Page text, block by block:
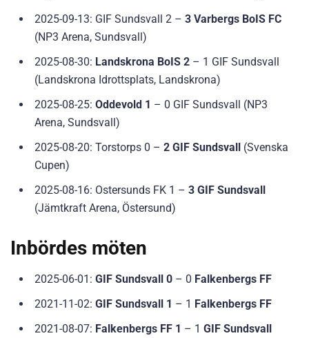
2025-09-13: GIF Sundsvall 2 – 3 Varbergs BoIS FC
(NP3 Arena, Sundsvall)
2025-08-30: Landskrona BoIS 2 – 1 GIF Sundsvall
(Landskrona Idrottsplats, Landskrona)
2025-08-25: Oddevold 1 – 0 GIF Sundsvall (NP3
Arena, Sundsvall)
2025-08-20: Torstorps 0 – 2 GIF Sundsvall (Svenska
Cupen)
2025-08-16: Ostersunds FK 1 – 3 GIF Sundsvall
(Jämtkraft Arena, Östersund)
Inbördes möten
2025-06-01: GIF Sundsvall 0 – 0 Falkenbergs FF
2021-11-02: GIF Sundsvall 1 – 1 Falkenbergs FF
2021-08-07: Falkenbergs FF 1 – 1 GIF Sundsvall